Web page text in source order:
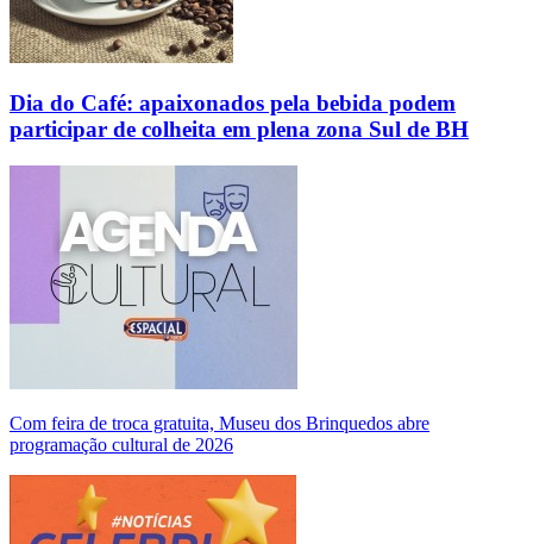
Dia do Café: apaixonados pela bebida podem
participar de colheita em plena zona Sul de BH
Com feira de troca gratuita, Museu dos Brinquedos abre
programação cultural de 2026